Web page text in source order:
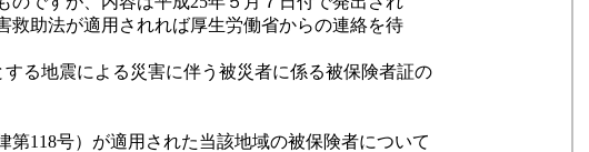
救助法が適用されれば厚生労働省からの連絡を待
る地震による災害に伴う被災者に係る被保険者証の
118号）が適用された当該地域の被保険者について